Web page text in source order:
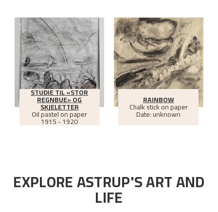
STUDIE TIL «STOR
REGNBUE» OG
SKJELETTER
Oil pastel on paper
1915 - 1920
RAINBOW
Chalk stick on paper
Date: unknown
EXPLORE ASTRUP'S ART AND
LIFE